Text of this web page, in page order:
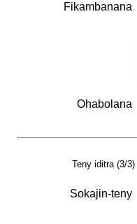
Fikambanana
Ohabolana
Teny iditra (3/3)
Sokajin-teny